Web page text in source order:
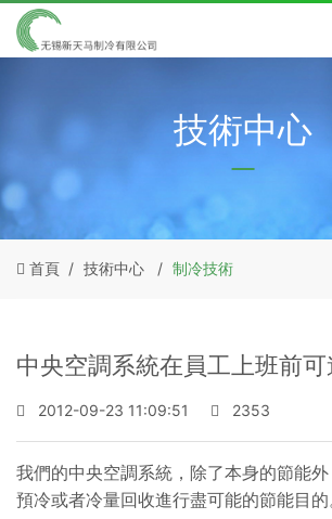
技術中心
首頁 技術中心 制冷技術
中央空調系統在員工上班前可
2012-09-23 11:09:51 2353
我們的中央空調系統，除了本身的節能
預冷或者冷量回收進行盡可能的節能目的